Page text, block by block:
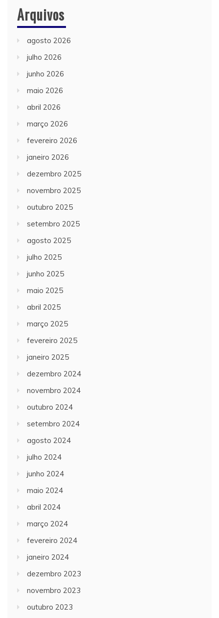
Arquivos
agosto 2026
julho 2026
junho 2026
maio 2026
abril 2026
março 2026
fevereiro 2026
janeiro 2026
dezembro 2025
novembro 2025
outubro 2025
setembro 2025
agosto 2025
julho 2025
junho 2025
maio 2025
abril 2025
março 2025
fevereiro 2025
janeiro 2025
dezembro 2024
novembro 2024
outubro 2024
setembro 2024
agosto 2024
julho 2024
junho 2024
maio 2024
abril 2024
março 2024
fevereiro 2024
janeiro 2024
dezembro 2023
novembro 2023
outubro 2023